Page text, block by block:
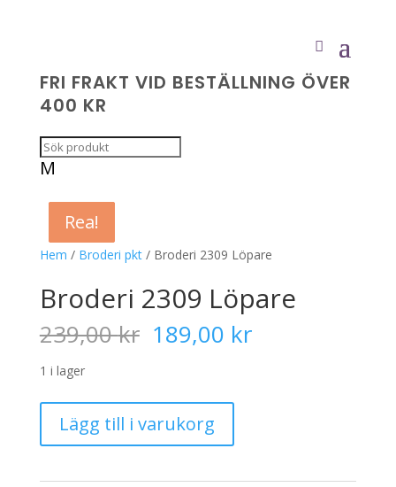
FRI FRAKT VID BESTÄLLNING ÖVER
400 KR
M
Hem / Broderi pkt/ Broderi 2309 Löpare
Rea!
Broderi 2309 Löpare
239,00kr Det
ursprungliga
var:
239,00 kr.
189,00 krDet
1 i lager
2309
Löpare
Lägg till i varukorg
Rea!
Rea!
Rea!